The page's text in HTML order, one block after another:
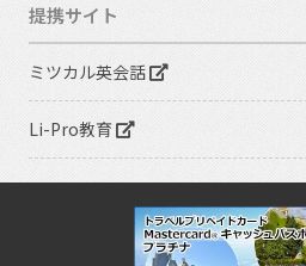
提携サイト
ミツカル英会話
Li-Pro教育